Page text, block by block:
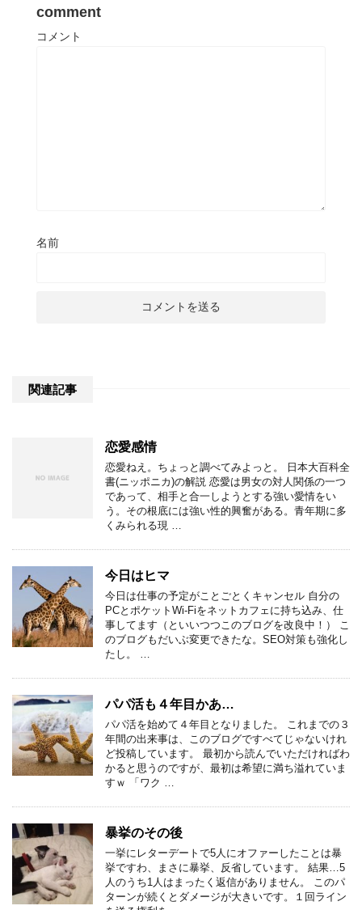
comment
コメント
名前
関連記事
恋愛感情
恋愛ねえ。ちょっと調べてみよっと。 日本大百科全
書(ニッポニカ)の解説 恋愛は男女の対人関係の一つ
であって、相手と合一しようとする強い愛情をい
う。その根底には強い性的興奮がある。青年期に多
くみられる現 …
今日はヒマ
今日は仕事の予定がことごとくキャンセル 自分の
PCとポケットWi-Fiをネットカフェに持ち込み、仕
事してます（といいつつこのブログを改良中！） こ
のブログもだいぶ変更できたな。SEO対策も強化し
たし。 …
パパ活も４年目かあ…
パパ活を始めて４年目となりました。 これまでの３
年間の出来事は、このブログですべてじゃないけれ
ど投稿しています。 最初から読んでいただければわ
かると思うのですが、最初は希望に満ち溢れていま
すｗ 「ワク …
暴挙のその後
一挙にレターデートで5人にオファーしたことは暴
挙ですわ、まさに暴挙、反省しています。 結果…5
人のうち1人はまったく返信がありません。 このパ
ターンが続くとダメージが大きいです。１回ライン